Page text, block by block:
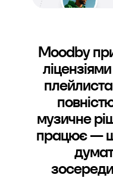
Moodby
музичне
працює —